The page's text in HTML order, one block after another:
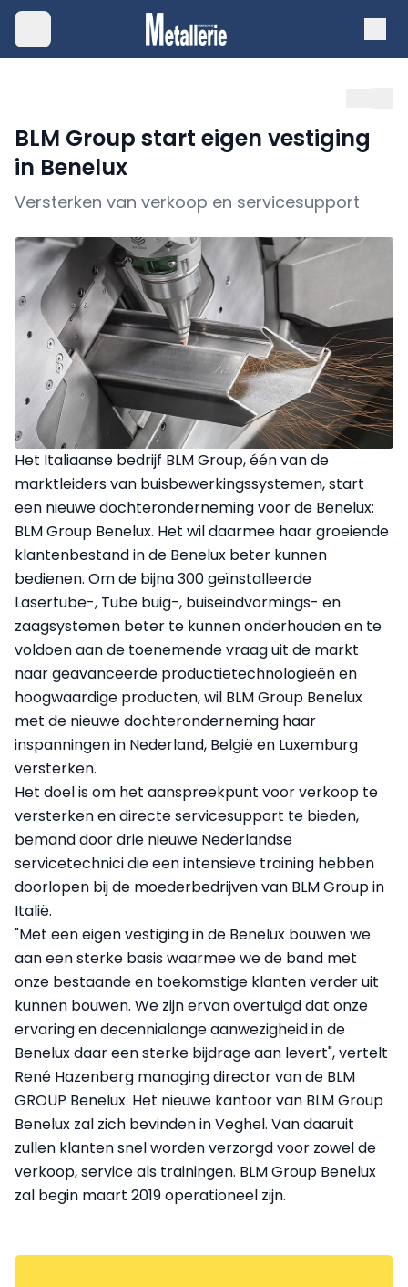
BLM Group start eigen vestiging
in Benelux
Versterken van verkoop en servicesupport
Het Italiaanse bedrijf BLM Group, één van de
marktleiders van buisbewerkingssystemen, start
een nieuwe dochteronderneming voor de Benelux:
BLM Group Benelux. Het wil daarmee haar groeiende
klantenbestand in de Benelux beter kunnen
bedienen. Om de bijna 300 geïnstalleerde
Lasertube-, Tube buig-, buiseindvormings- en
zaagsystemen beter te kunnen onderhouden en te
voldoen aan de toenemende vraag uit de markt
naar geavanceerde productietechnologieën en
hoogwaardige producten, wil BLM Group Benelux
met de nieuwe dochteronderneming haar
inspanningen in Nederland, België en Luxemburg
versterken.
Het doel is om het aanspreekpunt voor verkoop te
versterken en directe servicesupport te bieden,
bemand door drie nieuwe Nederlandse
servicetechnici die een intensieve training hebben
doorlopen bij de moederbedrijven van BLM Group in
Italië.
"Met een eigen vestiging in de Benelux bouwen we
aan een sterke basis waarmee we de band met
onze bestaande en toekomstige klanten verder uit
kunnen bouwen. We zijn ervan overtuigd dat onze
ervaring en decennialange aanwezigheid in de
Benelux daar een sterke bijdrage aan levert", vertelt
René Hazenberg managing director van de BLM
GROUP Benelux. Het nieuwe kantoor van BLM Group
Benelux zal zich bevinden in Veghel. Van daaruit
zullen klanten snel worden verzorgd voor zowel de
verkoop, service als trainingen. BLM Group Benelux
zal begin maart 2019 operationeel zijn.